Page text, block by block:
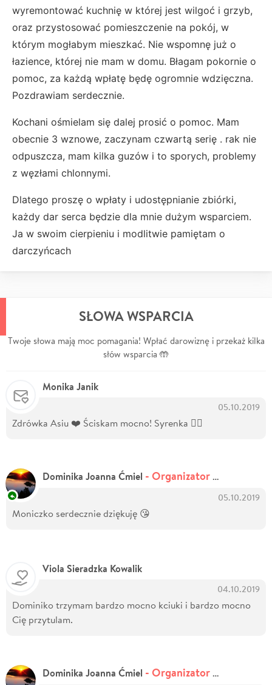
wyremontować kuchnię w której jest wilgoć i grzyb,
oraz przystosować pomieszczenie na pokój, w
którym mogłabym mieszkać. Nie wspomnę już o
łazience, której nie mam w domu. Błagam pokornie o
pomoc, za każdą wpłatę będę ogromnie wdzięczna.
Pozdrawiam serdecznie.
Kochani ośmielam się dalej prosić o pomoc. Mam
obecnie 3 wznowe, zaczynam czwartą serię . rak nie
odpuszcza, mam kilka guzów i to sporych, problemy
z węzłami chlonnymi.
Dlatego proszę o wpłaty i udostępnianie zbiórki,
każdy dar serca będzie dla mnie dużym wsparciem.
Ja w swoim cierpieniu i modlitwie pamiętam o
darczyńcach
SŁOWA WSPARCIA
Twoje słowa mają moc pomagania! Wpłać darowiznę i przekaż kilka
słów wsparcia 🤲
Monika Janik
05.10.2019
Zdrówka Asiu ❤️ Ściskam mocno! Syrenka 🧜‍♀️
Dominika Joanna Ćmiel - Organizator zbiórki
05.10.2019
Moniczko serdecznie dziękuję 😘
Viola Sieradzka Kowalik
04.10.2019
Dominiko trzymam bardzo mocno kciuki i bardzo mocno
Cię przytulam.
Dominika Joanna Ćmiel - Organizator zbiórki